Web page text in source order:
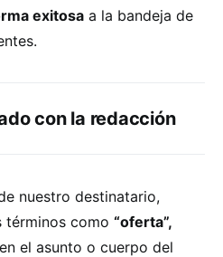
exitosa a la bandeja de
con la redacción
nuestro destinatario,
términos como “oferta”,
en el asunto o cuerpo del